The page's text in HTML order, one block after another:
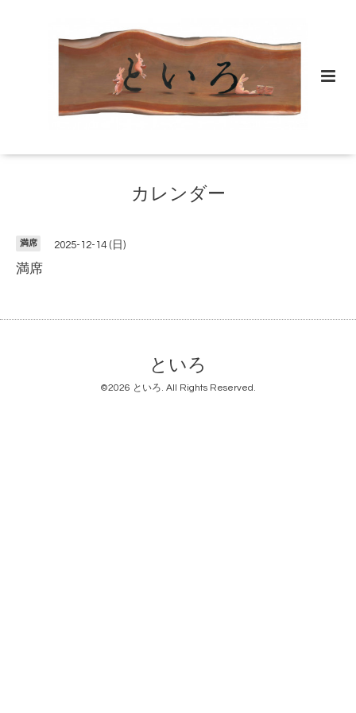
カレンダー
満席 2025-12-14 (日)
満席
といろ
©2026 といろ. All Rights Reserved.